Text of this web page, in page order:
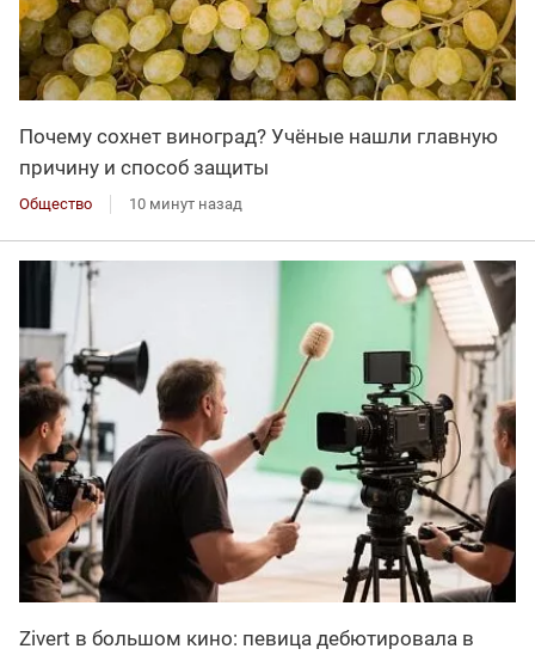
Почему сохнет виноград? Учёные нашли главную
причину и способ защиты
Общество 10 минут назад
Zivert в большом кино: певица дебютировала в